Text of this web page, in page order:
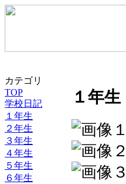
カテゴリ
TOP
学校日記
１年生
２年生
３年生
４年生
５年生
６年生
１年